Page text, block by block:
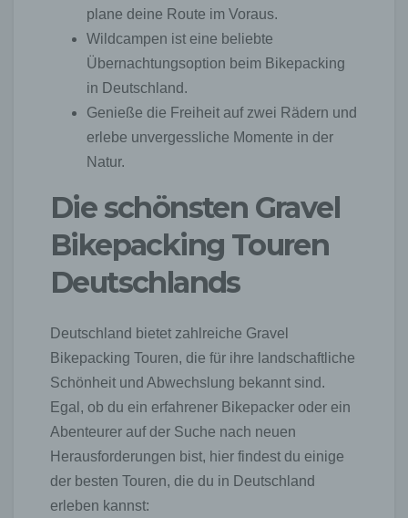
plane deine Route im Voraus.
Wildcampen ist eine beliebte
Übernachtungsoption beim Bikepacking
in Deutschland.
Genieße die Freiheit auf zwei Rädern und
erlebe unvergessliche Momente in der
Natur.
Die schönsten Gravel
Bikepacking Touren
Deutschlands
Deutschland bietet zahlreiche Gravel
Bikepacking Touren, die für ihre landschaftliche
Schönheit und Abwechslung bekannt sind.
Egal, ob du ein erfahrener Bikepacker oder ein
Abenteurer auf der Suche nach neuen
Herausforderungen bist, hier findest du einige
der besten Touren, die du in Deutschland
erleben kannst: